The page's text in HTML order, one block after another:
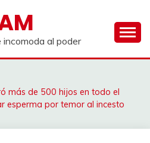
incomoda al poder
más de 500 hijos en todo el
esperma por temor al incesto